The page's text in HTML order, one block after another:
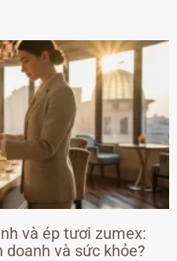
và ép tươi zumex:
và sức khỏe?